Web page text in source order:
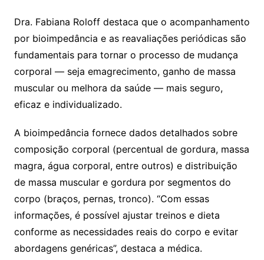
Dra. Fabiana Roloff destaca que o acompanhamento
por bioimpedância e as reavaliações periódicas são
fundamentais para tornar o processo de mudança
corporal — seja emagrecimento, ganho de massa
muscular ou melhora da saúde — mais seguro,
eficaz e individualizado.
A bioimpedância fornece dados detalhados sobre
composição corporal (percentual de gordura, massa
magra, água corporal, entre outros) e distribuição
de massa muscular e gordura por segmentos do
corpo (braços, pernas, tronco). “Com essas
informações, é possível ajustar treinos e dieta
conforme as necessidades reais do corpo e evitar
abordagens genéricas”, destaca a médica.